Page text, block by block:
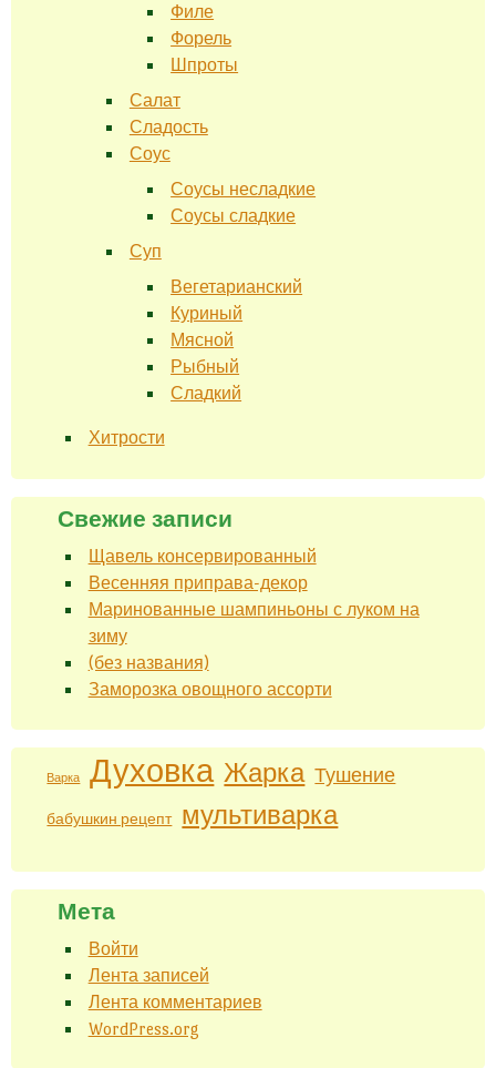
Филе
Форель
Шпроты
Салат
Сладость
Соус
Соусы несладкие
Соусы сладкие
Суп
Вегетарианский
Куриный
Мясной
Рыбный
Сладкий
Хитрости
Свежие записи
Щавель консервированный
Весенняя приправа-декор
Маринованные шампиньоны с луком на
зиму
(без названия)
Заморозка овощного ассорти
Варка Духовка Жарка Тушение
бабушкин рецепт мультиварка
Мета
Войти
Лента записей
Лента комментариев
WordPress.org